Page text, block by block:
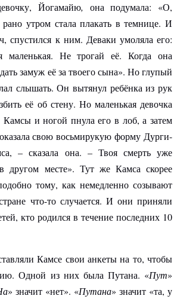
Йогамайю, она подумала: «О,
утром стала плакать в темнице. И
спустился к ним. Деваки умоляла его:
маленькая. Не трогай её. Когда она
замуж её за твоего сына». Но глупый
слышать. Он вытянул ребёнка из рук
её об стену. Но маленькая девочка
Камсы и ногой пнула его в лоб, а затем
свою восьмирукую форму Дурги-
– сказала она. – Твоя смерть уже
другом месте». Тут же Камса скорее
тому, как немедленно созывают
что-то случается. И они приняли
кто родился в течение последних 10
Камсе свои анкеты на то, чтобы
Одной из них была Путана. «Пут»
» значит «нет». «Путана» значит «та, у